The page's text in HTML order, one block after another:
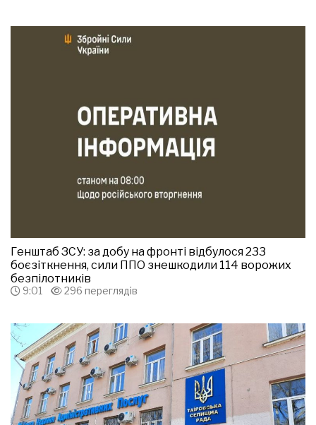
Генштаб ЗСУ: за добу на фронті відбулося 233
боєзіткнення, сили ППО знешкодили 114 ворожих
безпілотників
9:01 296 переглядів